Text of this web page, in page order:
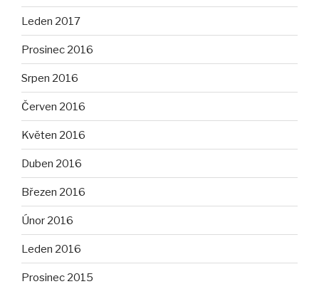
Leden 2017
Prosinec 2016
Srpen 2016
Červen 2016
Květen 2016
Duben 2016
Březen 2016
Únor 2016
Leden 2016
Prosinec 2015